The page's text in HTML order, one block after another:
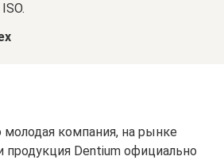
компания, на рынке
продукция Dentium официально